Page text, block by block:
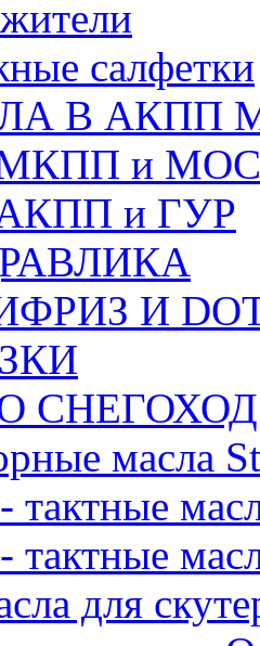
салфетки
В АКПП
МКПП и
и ГУР
И
масла
тактные
тактные
для